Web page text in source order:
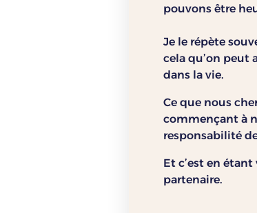
pouvons être
Je le répète
cela qu’on peut
dans la vie.
Ce que nous
commençant à
responsabilité
Et c’est en
partenaire.